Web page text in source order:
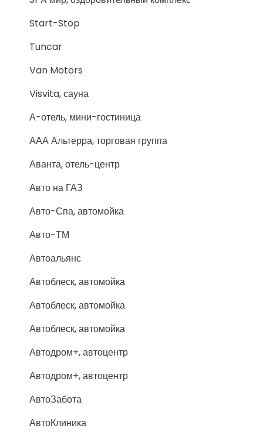
Start-Stop
Tuncar
Van Motors
Visvita, сауна
А-отель, мини-гостиница
ААА Альтерра, торговая группа
Аванта, отель-центр
Авто на ГАЗ
Авто-Спа, автомойка
Авто-ТМ
Автоальянс
Автоблеск, автомойка
Автоблеск, автомойка
Автоблеск, автомойка
Автодром+, автоцентр
Автодром+, автоцентр
АвтоЗабота
АвтоКлиника